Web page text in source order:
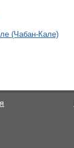
(Чабан-Кале)